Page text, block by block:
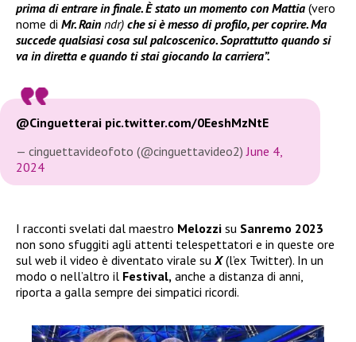
prima di entrare in finale. È stato un momento con Mattia (vero
nome di Mr. Rain ndr) che si è messo di profilo, per coprire. Ma
succede qualsiasi cosa sul palcoscenico. Soprattutto quando si
va in diretta e quando ti stai giocando la carriera”.
@Cinguetterai pic.twitter.com/0EeshMzNtE
— cinguettavideofoto (@cinguettavideo2) June 4,
2024
I racconti svelati dal maestro Melozzi su Sanremo 2023
non sono sfuggiti agli attenti telespettatori e in queste ore
sul web il video è diventato virale su X(l’ex Twitter). In un
modo o nell’altro il Festival, anche a distanza di anni,
riporta a galla sempre dei simpatici ricordi.